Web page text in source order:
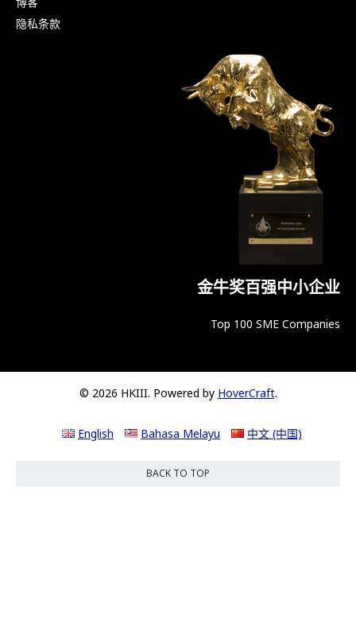
隐私条款
金牛奖百强中小企业
Top 100 SME Companies
© 2026 HKIII. Powered by HoverCraft.
English Bahasa Melayu 中文 (中国)
BACK TO TOP